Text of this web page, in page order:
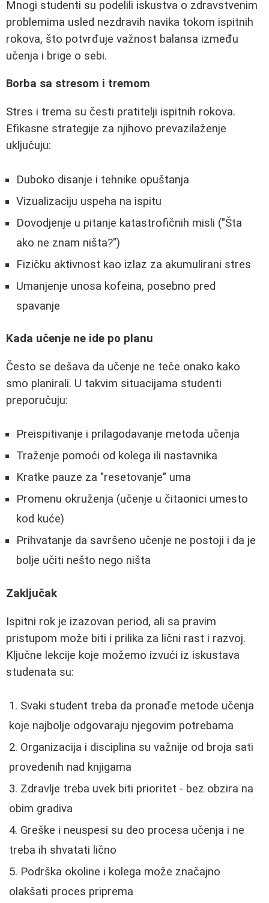
Mnogi studenti su podelili iskustva o zdravstvenim
problemima usled nezdravih navika tokom ispitnih
rokova, što potvrđuje važnost balansa između
učenja i brige o sebi.
Borba sa stresom i tremom
Stres i trema su česti pratitelji ispitnih rokova.
Efikasne strategije za njihovo prevazilaženje
uključuju:
Duboko disanje i tehnike opuštanja
Vizualizaciju uspeha na ispitu
Dovodjenje u pitanje katastrofičnih misli ("Šta
ako ne znam ništa?")
Fizičku aktivnost kao izlaz za akumulirani stres
Umanjenje unosa kofeina, posebno pred
spavanje
Kada učenje ne ide po planu
Često se dešava da učenje ne teče onako kako
smo planirali. U takvim situacijama studenti
preporučuju:
Preispitivanje i prilagodavanje metoda učenja
Traženje pomoći od kolega ili nastavnika
Kratke pauze za "resetovanje" uma
Promenu okruženja (učenje u čitaonici umesto
kod kuće)
Prihvatanje da savršeno učenje ne postoji i da je
bolje učiti nešto nego ništa
Zaključak
Ispitni rok je izazovan period, ali sa pravim
pristupom može biti i prilika za lični rast i razvoj.
Ključne lekcije koje možemo izvući iz iskustava
studenata su:
Svaki student treba da pronađe metode učenja
koje najbolje odgovaraju njegovim potrebama
Organizacija i disciplina su važnije od broja sati
provedenih nad knjigama
Zdravlje treba uvek biti prioritet - bez obzira na
obim gradiva
Greške i neuspesi su deo procesa učenja i ne
treba ih shvatati lično
Podrška okoline i kolega može značajno
olakšati proces priprema